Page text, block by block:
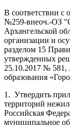
В соответствии с
№259-внеоч.-ОЗ
Архангельской
организации и
разделом 15
утвержденных
25.10.2017 № 581,
образования
1. Утвердить
территорий
Российская
муниципальное